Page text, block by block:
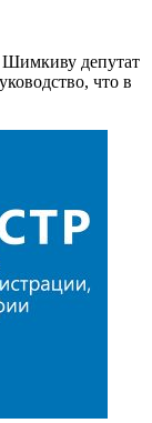
депутат
что в